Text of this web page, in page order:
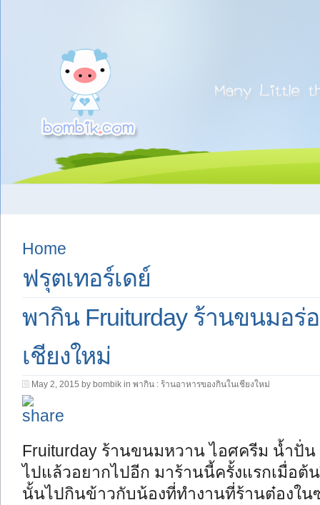
Home
ฟรุตเทอร์เดย์
พากิน Fruiturday ร้านขนมอร่
เชียงใหม่
May 2, 2015 by bombik in พากิน : ร้านอาหารของกินในเชียงใหม่
Fruiturday ร้านขนมหวาน ไอศครีม น้ำปั่
ไปแล้วอยากไปอีก มาร้านนี้ครั้งแรกเมื่อ
นั้นไปกินข้าวกับน้องที่ทำงานที่ร้านต๋องใน